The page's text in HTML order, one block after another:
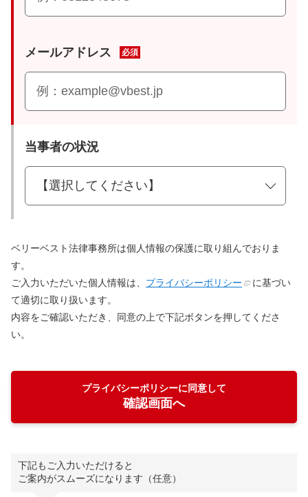
メールアドレス 必須
当事者の状況
ベリーベスト法律事務所は個人情報の保護に取り組んでおりま
す。
ご入力いただいた個人情報は、 プライバシーポリシー
に基づい
て適切に取り扱います。
内容をご確認いただき、同意の上で下記ボタンを押してくださ
い。
プライバシーポリシーに同意して
確認画面へ
下記もご入力いただけると
ご案内がスムーズになります（任意）